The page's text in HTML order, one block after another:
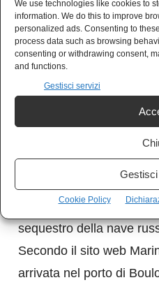
We use technologies like cookies to
information. We do this to improve
personalized ads. Consenting to
process data such as browsing
consenting or withdrawing consent,
and functions.
Gestisci servizi
Cookie Policy
12:30 Nave russa
Mosca chiede
Si apre un fronte di
Parigi e Mosca.
l’agenzia di stampa
l’ambasciata russa in
spiegazioni alle autorità
sequestro della nave
Secondo il sito web
arrivata nel porto di